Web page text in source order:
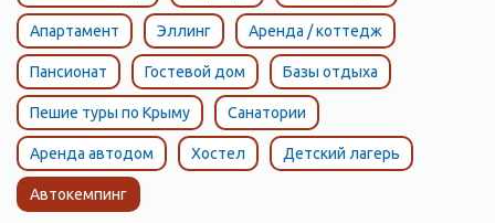
Апартамент Эллинг Аренда / коттедж
Пансионат Гостевой дом Базы отдыха
Пешие туры по Крыму Санатории
Аренда автодом Хостел Детский лагерь
Автокемпинг